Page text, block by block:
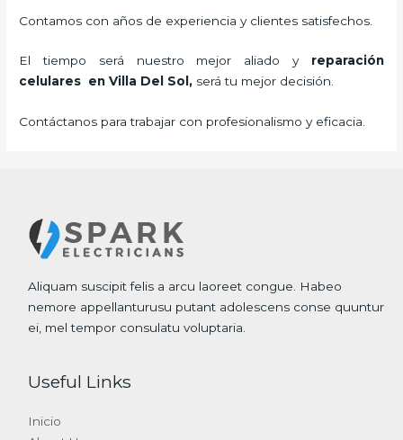
Contamos con años de experiencia y clientes satisfechos.
El tiempo será nuestro mejor aliado y reparación
celulares en Villa Del Sol, será tu mejor decisión.
Contáctanos para trabajar con profesionalismo y eficacia.
Aliquam suscipit felis a arcu laoreet congue. Habeo
nemore appellanturusu putant adolescens conse quuntur
ei, mel tempor consulatu voluptaria.
Useful Links
Inicio